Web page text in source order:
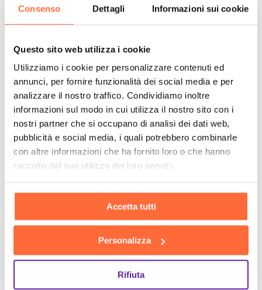
Consenso Dettagli Informazioni sui cookie
Questo sito web utilizza i cookie
Utilizziamo i cookie per personalizzare contenuti ed
annunci, per fornire funzionalità dei social media e per
analizzare il nostro traffico. Condividiamo inoltre
informazioni sul modo in cui utilizza il nostro sito con i
nostri partner che si occupano di analisi dei dati web,
pubblicità e social media, i quali potrebbero combinarle
con altre informazioni che ha fornito loro o che hanno
raccolto dal suo utilizzo dei loro servizi.
Accetta tutti
Personalizza
Rifiuta